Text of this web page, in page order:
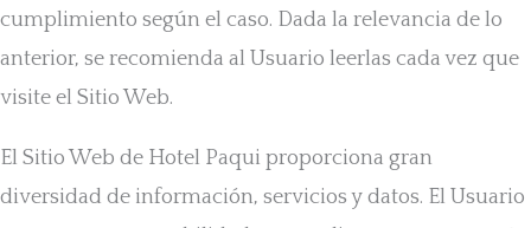
cumplimiento según el caso. Dada la relevancia de lo
anterior, se recomienda al Usuario leerlas cada vez que
visite el Sitio Web.
El Sitio Web de Hotel Paqui proporciona gran
diversidad de información, servicios y datos. El Usuario